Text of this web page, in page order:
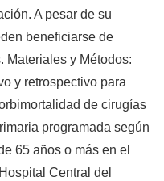
A pesar de su
beneficiarse de
Materiales y Métodos:
y retrospectivo para
de cirugías
programada según
65 años o más en el
Central del